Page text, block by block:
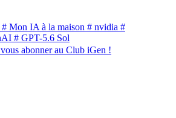
# Mon IA à la maison # nvidia #
# GPT-5.6 Sol
abonner au Club iGen !